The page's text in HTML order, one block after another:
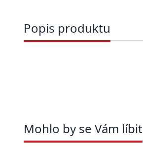
Popis produktu
Mohlo by se Vám líbit